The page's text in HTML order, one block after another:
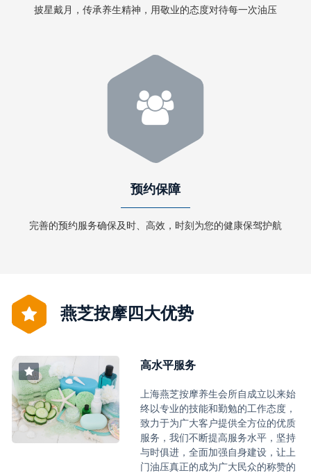
披星戴月，传承养生精神，用敬业的态度对待每一次油压
预约保障
完善的预约服务确保及时、高效，时刻为您的健康保驾护航
燕芝按摩四大优势
高水平服务
上海燕芝按摩养生会所自成立以来始
终以专业的技能和勤勉的工作态度，
致力于为广大客户提供全方位的优质
服务，我们不断提高服务水平，坚持
与时俱进，全面加强自身建设，让上
门油压真正的成为广大民众的称赞的